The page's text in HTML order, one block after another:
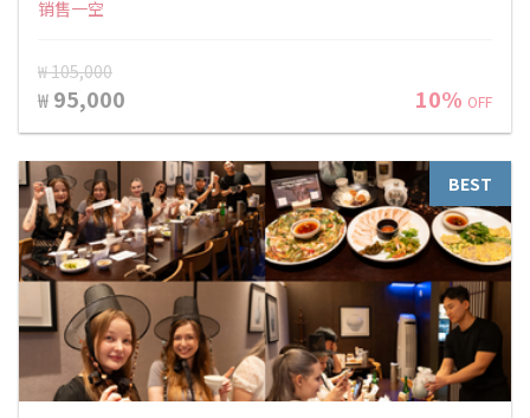
销售一空
₩ 105,000
₩ 95,000 10% OFF
BEST